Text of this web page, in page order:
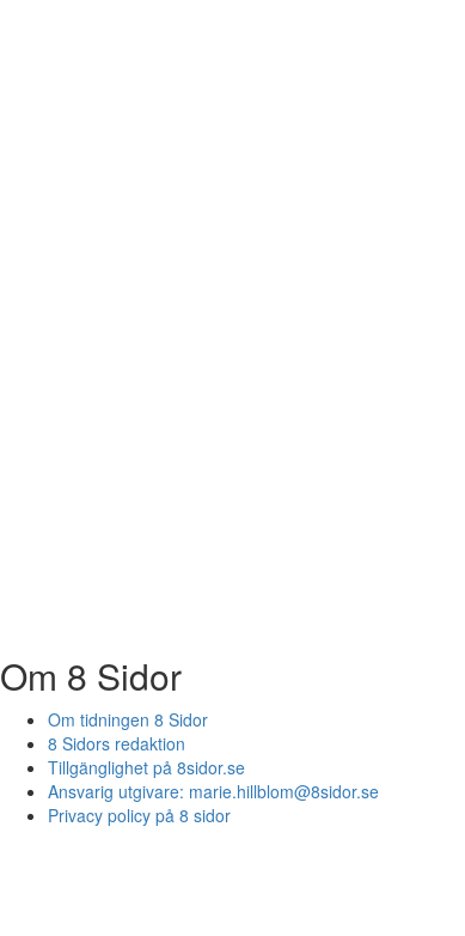
Om 8 Sidor
Om tidningen 8 Sidor
8 Sidors redaktion
Tillgänglighet på 8sidor.se
Ansvarig utgivare: marie.hillblom@8sidor.se
Privacy policy på 8 sidor